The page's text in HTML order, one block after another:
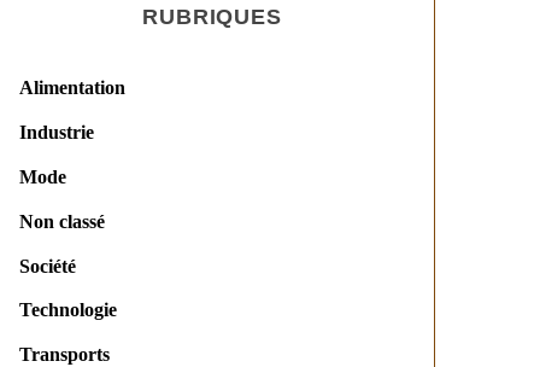
RUBRIQUES
Alimentation
Industrie
Mode
Non classé
Société
Technologie
Transports